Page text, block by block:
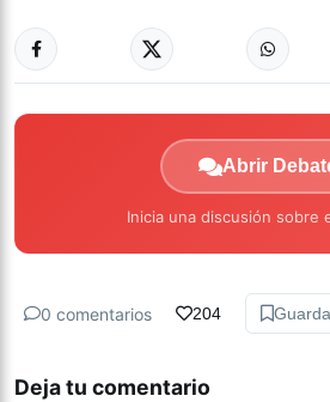
Abrir
Inicia una discusión sobre
0 comentarios 204
Deja tu comentario